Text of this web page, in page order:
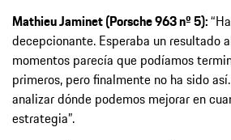
Mathieu Jaminet (Porsche 963 nº 5):
decepcionante. Esperaba un resultado
momentos parecía que podíamos
primeros, pero finalmente no ha sido
analizar dónde podemos mejorar en
estrategia”.